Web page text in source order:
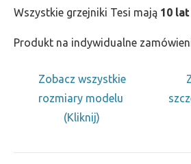
Wszystkie grzejniki Tesi mają 10
Produkt na indywidualne
Zobacz wszystkie
rozmiary modelu
(Kliknij)